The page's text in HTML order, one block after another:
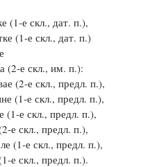
(1-е скл., дат. п.),
(1-е скл., дат. п.)
(2-е скл., им. п.):
(2-е скл., предл. п.),
(1-е скл., предл. п.),
(1-е скл., предл. п.),
е скл., предл. п.),
(1-е скл., предл. п.),
е скл., предл. п.).